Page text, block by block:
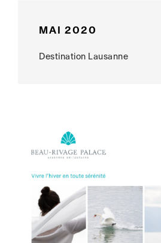
MAI 2020
Destination Lausanne